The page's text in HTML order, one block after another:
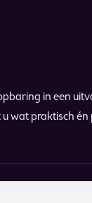
in een
wat praktisch én